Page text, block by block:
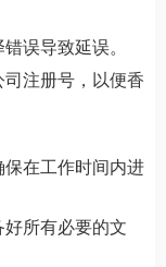
误导致延误。
司注册号，以便香
在工作时间内进
所有必要的文